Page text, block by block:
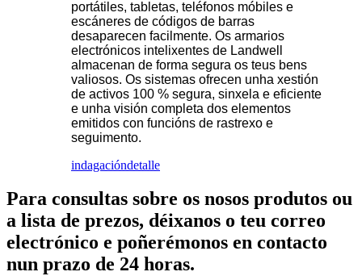
portátiles, tabletas, teléfonos móbiles e
escáneres de códigos de barras
desaparecen facilmente. Os armarios
electrónicos intelixentes de Landwell
almacenan de forma segura os teus bens
valiosos. Os sistemas ofrecen unha xestión
de activos 100 % segura, sinxela e eficiente
e unha visión completa dos elementos
emitidos con funcións de rastrexo e
seguimento.
indagacióndetalle
Para consultas sobre os nosos produtos ou
a lista de prezos, déixanos o teu correo
electrónico e poñerémonos en contacto
nun prazo de 24 horas.